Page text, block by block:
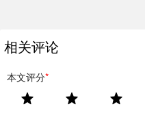
相关评论
本文评分*